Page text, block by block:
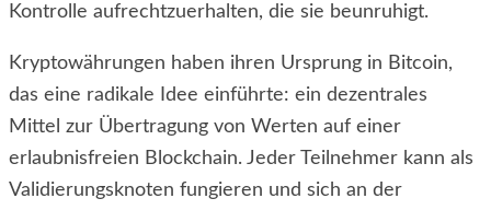
Kontrolle aufrechtzuerhalten, die sie beunruhigt.
Kryptowährungen haben ihren Ursprung in Bitcoin,
das eine radikale Idee einführte: ein dezentrales
Mittel zur Übertragung von Werten auf einer
erlaubnisfreien Blockchain. Jeder Teilnehmer kann als
Validierungsknoten fungieren und sich an der